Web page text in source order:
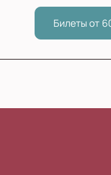
Билеты от